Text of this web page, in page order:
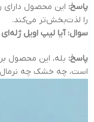
پاسخ: این محصول دارای
را لذت‌بخش‌تر می‌کند.
سوال: آیا لیپ اویل
پاسخ: بله، این محصول
است، چه خشک چه